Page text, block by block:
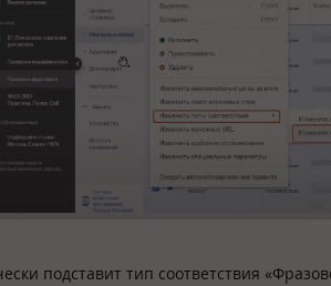
подставит тип соответствия